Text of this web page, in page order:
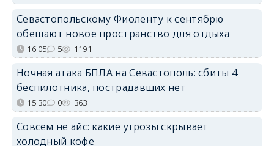
Севастопольскому Фиоленту к сентябрю
обещают новое пространство для отдыха
16:05 5 1191
Ночная атака БПЛА на Севастополь: сбиты 4
беспилотника, пострадавших нет
15:30 0 363
Совсем не айс: какие угрозы скрывает
холодный кофе